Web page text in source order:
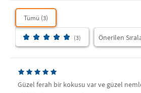
Tümü (3)
(3)
Güzel ferah bir kokusu var ve güzel